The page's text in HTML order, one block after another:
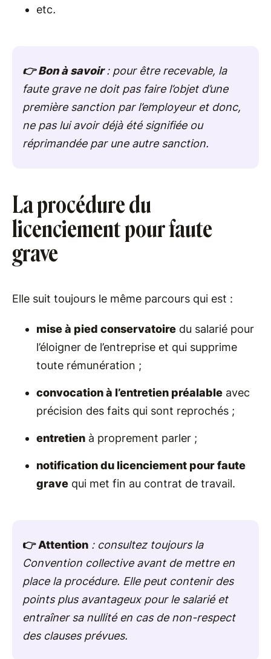
etc.
👉 Bon à savoir: pour être recevable, la
faute grave ne doit pas faire l’objet d’une
première sanction par l’employeur et donc,
ne pas lui avoir déjà été signifiée ou
réprimandée par une autre sanction.
La procédure du
licenciement pour faute
grave
Elle suit toujours le même parcours qui est :
mise à pied conservatoire du salarié pour
l’éloigner de l’entreprise et qui supprime
toute rémunération ;
convocation à l’entretien préalable avec
précision des faits qui sont reprochés ;
entretien à proprement parler ;
notification du licenciement pour faute
grave qui met fin au contrat de travail.
👉 Attention : consultez toujours la
Convention collective avant de mettre en
place la procédure. Elle peut contenir des
points plus avantageux pour le salarié et
entraîner sa nullité en cas de non-respect
des clauses prévues.